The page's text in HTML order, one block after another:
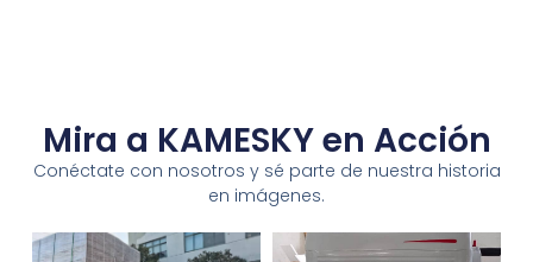
Mira a KAMESKY en Acción
Conéctate con nosotros y sé parte de nuestra historia
en imágenes.